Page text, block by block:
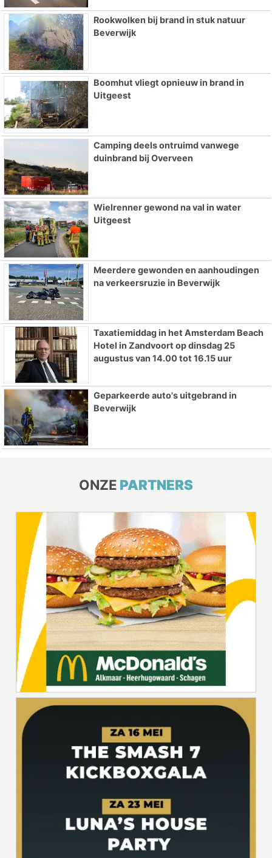
Rookwolken bij brand in stuk natuur
Beverwijk
Boomhut vliegt opnieuw in brand in
Uitgeest
Camping deels ontruimd vanwege
duinbrand bij Overveen
Wielrenner gewond na val in water
Uitgeest
Meerdere gewonden en aanhoudingen
na verkeersruzie in Beverwijk
Taxatiemiddag in het Amsterdam Beach
Hotel in Zandvoort op dinsdag 25
augustus van 14.00 tot 16.15 uur
Geparkeerde auto's uitgebrand in
Beverwijk
ONZE PARTNERS